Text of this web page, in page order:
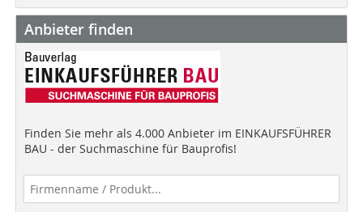
Anbieter finden
Finden Sie mehr als 4.000 Anbieter im EINKAUFSFÜHRER
BAU - der Suchmaschine für Bauprofis!